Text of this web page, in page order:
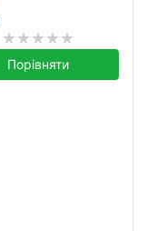
Порівняти